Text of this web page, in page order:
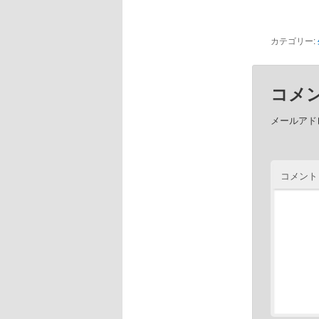
カテゴリー:
コメ
メールア
コメン